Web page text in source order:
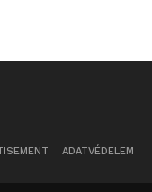
ADATVÉDELEM